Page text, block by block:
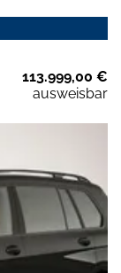
113.999,00 €
ausweisbar